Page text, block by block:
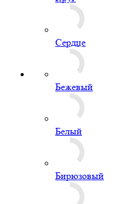
Белый металлик
Бургундия
Голубой металлик
Желтый металлик
Зеленый металлик